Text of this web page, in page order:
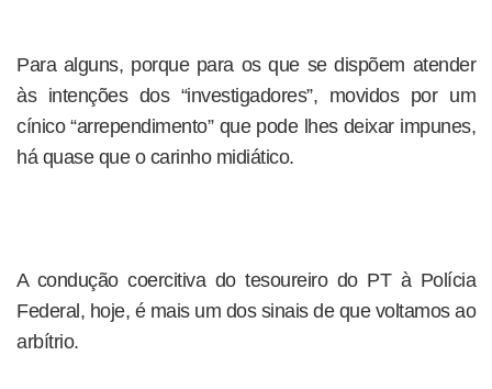
Para alguns, porque para os que se dispõem atender
às intenções dos “investigadores”, movidos por um
cínico “arrependimento” que pode lhes deixar impunes,
há quase que o carinho midiático.
A condução coercitiva do tesoureiro do PT à Polícia
Federal, hoje, é mais um dos sinais de que voltamos ao
arbítrio.